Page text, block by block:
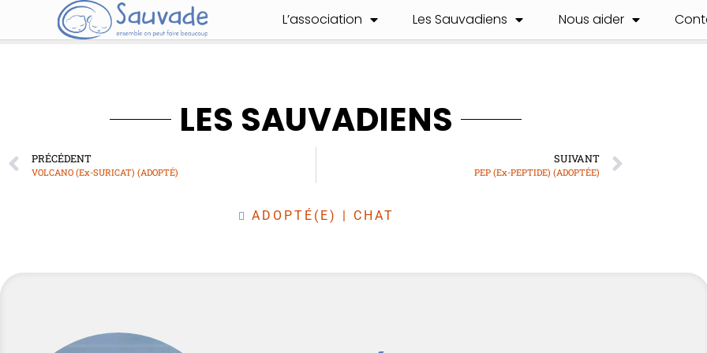
L’association Les Sauvadiens Nous aider
LES SAUVADIENS
PRÉCÉDENT
VOLCANO (Ex-SURICAT) (ADOPTÉ)
SUIVANT
PEP (Ex-PEPTIDE) (ADOPTÉE)
ADOPTÉ(E) | CHAT